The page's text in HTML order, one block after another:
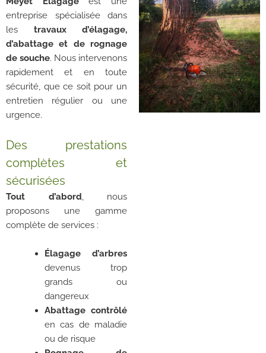
entreprise spécialisée dans
les travaux d’élagage,
d’abattage et de rognage
de souche. Nous intervenons
rapidement et en toute
sécurité, que ce soit pour un
entretien régulier ou une
urgence.
Des prestations
complètes et
sécurisées
Tout d’abord, nous
proposons une gamme
complète de services :
Élagage d’arbres
devenus trop
grands ou
dangereux
Abattage contrôlé
en cas de maladie
ou de risque